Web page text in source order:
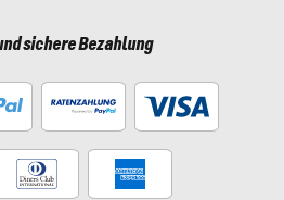
sichere Bezahlung